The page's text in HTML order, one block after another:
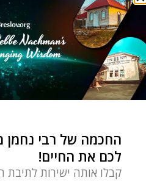
BERGMAN
for the
Institute, a
author of
to Rebbe
Meditation.
החכמה של רבי
לכם את החיים!
קבלו אותה ישירות לתיבת